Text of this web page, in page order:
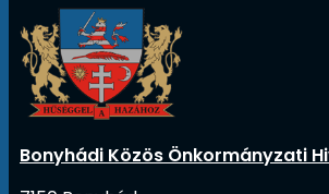
Bonyhádi Közös Önkormányzati